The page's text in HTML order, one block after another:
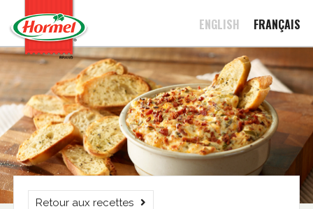
ENGLISH FRANÇAIS
Retour aux recettes